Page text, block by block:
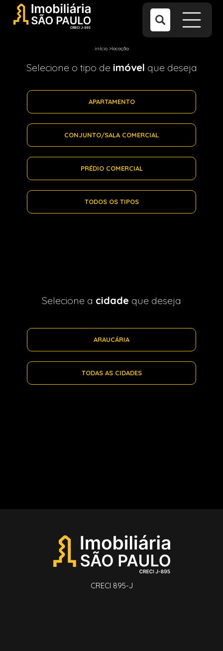
início>locação
Selecione o tipo de imóvel que deseja
APARTAMENTO
CONJUNTO/SALA COMERCIAL
PRÉDIO COMERCIAL
TODOS OS TIPOS
Selecione a cidade que deseja
ARAUCÁRIA
TODAS AS CIDADES
CRECI 895-J